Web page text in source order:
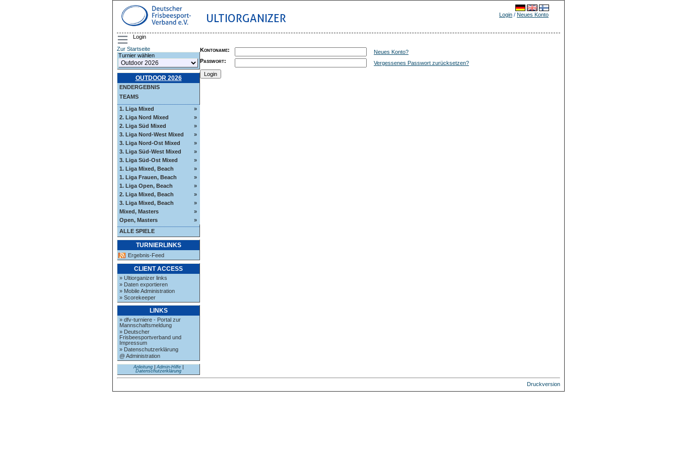
ULTIORGANIZER Login / Neues Konto
Login
Zur Startseite
Turnier wählen
OUTDOOR 2026
ENDERGEBNIS
TEAMS
1. Liga Mixed
»
2. Liga Nord Mixed
»
2. Liga Süd Mixed
»
3. Liga Nord-West Mixed
»
3. Liga Nord-Ost Mixed
»
3. Liga Süd-West Mixed
»
3. Liga Süd-Ost Mixed
»
1. Liga Mixed, Beach
»
1. Liga Frauen, Beach
»
1. Liga Open, Beach
»
2. Liga Mixed, Beach
»
3. Liga Mixed, Beach
»
Mixed, Masters
»
Open, Masters
»
ALLE SPIELE
TURNIERLINKS
Ergebnis-Feed
CLIENT ACCESS
» Ultiorganizer links
» Daten exportieren
» Mobile Administration
» Scorekeeper
LINKS
» dfv-turniere - Portal zur
Mannschaftsmeldung
» Deutscher
Frisbeesportverband und
Impressum
» Datenschutzerklärung
@ Administration
Anleitung| Admin-Hilfe|
Datenschutzerklärung
Kontoname:
Neues Konto?
Passwort: Vergessenes Passwort zurücksetzen?
Druckversion